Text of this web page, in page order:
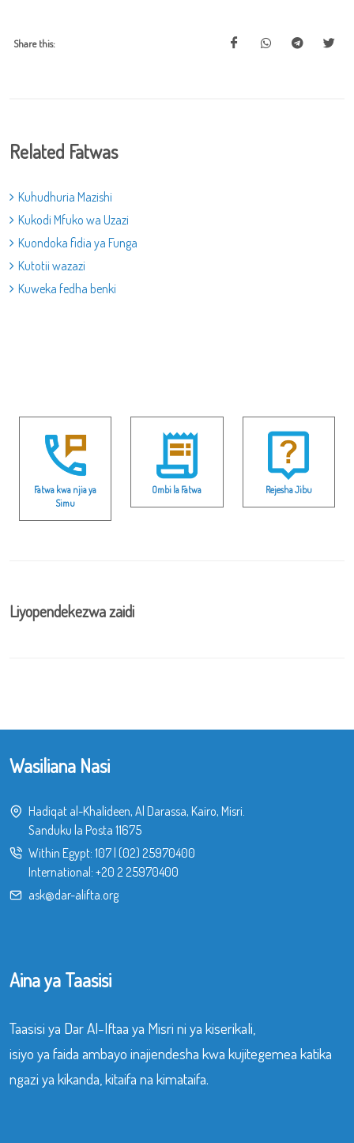
Share this:
Related Fatwas
Kuhudhuria Mazishi
Kukodi Mfuko wa Uzazi
Kuondoka fidia ya Funga
Kutotii wazazi
Kuweka fedha benki
Fatwa kwa njia ya
Simu
Ombi la Fatwa Rejesha Jibu
Liyopendekezwa zaidi
Wasiliana Nasi
Hadiqat al-Khalideen, Al Darassa, Kairo, Misri.
Sanduku la Posta 11675
Within Egypt: 107| (02) 25970400
International: +20 2 25970400
ask@dar-alifta.org
Aina ya Taasisi
Taasisi ya Dar Al-Iftaa ya Misri ni ya kiserikali,
isiyo ya faida ambayo inajiendesha kwa kujitegemea katika
ngazi ya kikanda, kitaifa na kimataifa.